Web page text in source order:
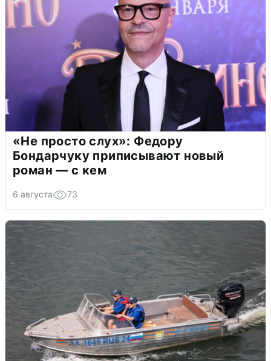
«Не просто слух»: Федору
Бондарчуку приписывают новый
роман — с кем
6 августа 73